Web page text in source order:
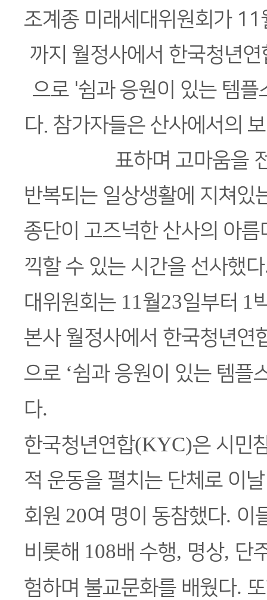
조계종 미래세대위원회가
까지 월정사에서 한국청년
으로 '쉼과 응원이 있는 템플
다. 참가자들은 산사에서의
표하며 고마움을
반복되는 일상생활에 지쳐있
종단이 고즈넉한 산사의 아
끽할 수 있는 시간을 선사했다
대위원회는 11월23일부터 1
본사 월정사에서 한국청년연
으로 ‘쉼과 응원이 있는 템플
다.
한국청년연합(KYC)은 시민
적 운동을 펼치는 단체로 이
회원 20여 명이 동참했다. 이
비롯해 108배 수행, 명상, 단
험하며 불교문화를 배웠다.